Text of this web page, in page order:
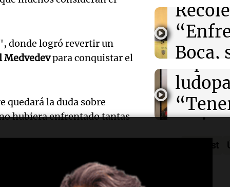
donde logró revertir un
Medvedevpara conquistar el
quedará la duda sobre
hubiera enfrentado tantas
Müller-Weiss, una
tarsiano. En 2012,
todos
jueves
Panorama
Episodios
Boca,
donde
ser
La Cadena
Episodios
Audio.
alertó
Niño
más
Audio.
sigue
Podcast